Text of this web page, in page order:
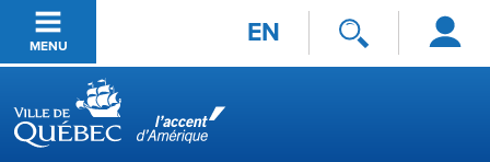
Passer au contenu principal
MENU EN
Se
connecter
Ville de Québec